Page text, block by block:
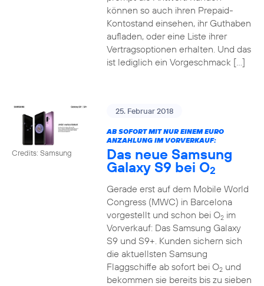
können so auch ihren Prepaid-
Kontostand einsehen, ihr Guthaben
aufladen, oder eine Liste ihrer
Vertragsoptionen erhalten. Und das
ist lediglich ein Vorgeschmack […]
Credits: Samsung
25. Februar 2018
AB SOFORT MIT NUR EINEM EURO
ANZAHLUNG IM VORVERKAUF:
Das neue Samsung
Galaxy S9 bei O2
Gerade erst auf dem Mobile World
Congress (MWC) in Barcelona
vorgestellt und schon bei O2im
Vorverkauf: Das Samsung Galaxy
S9 und S9+. Kunden sichern sich
die aktuellsten Samsung
Flaggschiffe ab sofort bei O2und
bekommen sie bereits bis zu sieben